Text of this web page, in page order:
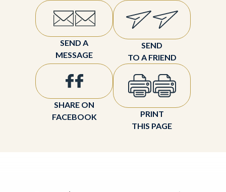
SEND A
MESSAGE
SEND
TO A FRIEND
SHARE ON
FACEBOOK
PRINT
THIS PAGE